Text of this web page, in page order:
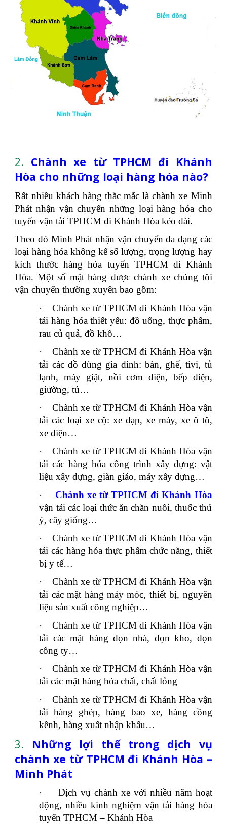
2. Chành xe từ TPHCM đi Khánh
Hòa cho những loại hàng hóa nào?
Rất nhiều khách hàng thắc mắc là chành xe Minh
Phát nhận vận chuyển những loại hàng hóa cho
tuyến vận tải TPHCM đi Khánh Hòa kéo dài.
Theo đó Minh Phát nhận vận chuyển đa dạng các
loại hàng hóa không kể số lượng, trọng lượng hay
kích thước hàng hóa tuyến TPHCM đi Khánh
Hòa. Một số mặt hàng được chành xe chúng tôi
vận chuyển thường xuyên bao gồm:
·
Chành xe từ TPHCM đi Khánh Hòa vận
tải hàng hóa thiết yếu: đồ uống, thực phẩm,
rau củ quả, đồ khô…
·
Chành xe từ TPHCM đi Khánh Hòa vận
tải các đồ dùng gia đình: bàn, ghế, tivi, tủ
lạnh, máy giặt, nồi cơm điện, bếp điện,
giường, tủ…
·
Chành xe từ TPHCM đi Khánh Hòa vận
tải các loại xe cộ: xe đạp, xe máy, xe ô tô,
xe điện…
·
Chành xe từ TPHCM đi Khánh Hòa vận
tải các hàng hóa công trình xây dựng: vật
liệu xây dựng, giàn giáo, máy xây dựng…
·
Chành xe từ TPHCM đi Khánh Hòa
vận tải các loại thức ăn chăn nuôi, thuốc thú
ý, cây giống…
·
Chành xe từ TPHCM đi Khánh Hòa vận
tải các hàng hóa thực phẩm chức năng, thiết
bị y tế…
·
Chành xe từ TPHCM đi Khánh Hòa vận
tải các mặt hàng máy móc, thiết bị, nguyên
liệu sản xuất công nghiệp…
·
Chành xe từ TPHCM đi Khánh Hòa vận
tải các mặt hàng dọn nhà, dọn kho, dọn
công ty…
·
Chành xe từ TPHCM đi Khánh Hòa vận
tải các mặt hàng hóa chất, chất lỏng
·
Chành xe từ TPHCM đi Khánh Hòa vận
tải hàng ghép, hàng bao xe, hàng cồng
kềnh, hàng xuất nhập khẩu…
3. Những lợi thế trong dịch vụ
chành xe từ TPHCM đi Khánh Hòa –
Minh Phát
·
Dịch vụ chành xe với nhiều năm hoạt
động, nhiều kinh nghiệm vận tải hàng hóa
tuyến TPHCM – Khánh Hòa